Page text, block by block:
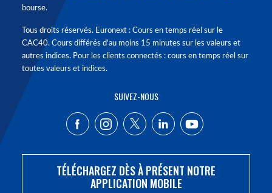
bourse.
Tous droits réservés. Euronext : Cours en temps réel sur le
CAC40. Cours différés d'au moins 15 minutes sur les valeurs et
autres indices. Pour les clients connectés : cours en temps réel sur
toutes valeurs et indices.
SUIVEZ-NOUS
TÉLÉCHARGEZ DÈS À PRÉSENT NOTRE
APPLICATION MOBILE